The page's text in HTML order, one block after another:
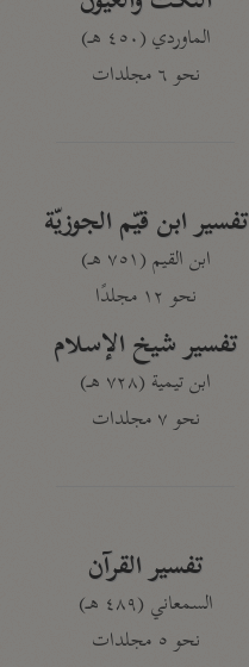
الماوردي (٤٥٠ هـ)
نحو ٦ مجلدات
تفسير ابن قيّم الجوزيّة
ابن القيم (٧٥١ هـ)
نحو ١٢ مجلدًا
تفسير شيخ الإسلام
ابن تيمية (٧٢٨ هـ)
نحو ٧ مجلدات
تفسير القرآن
السمعاني (٤٨٩ هـ)
نحو ٥ مجلدات